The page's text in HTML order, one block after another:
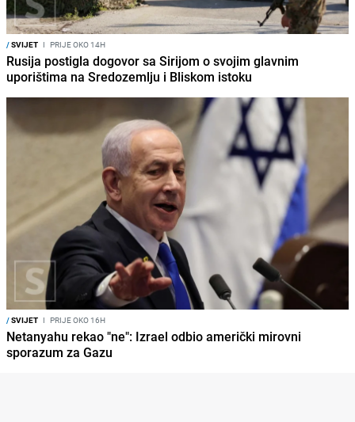
/SVIJET I PRIJE OKO 14H
Rusija postigla dogovor sa Sirijom o svojim glavnim
uporištima na Sredozemlju i Bliskom istoku
/SVIJET I PRIJE OKO 16H
Netanyahu rekao "ne": Izrael odbio američki mirovni
sporazum za Gazu